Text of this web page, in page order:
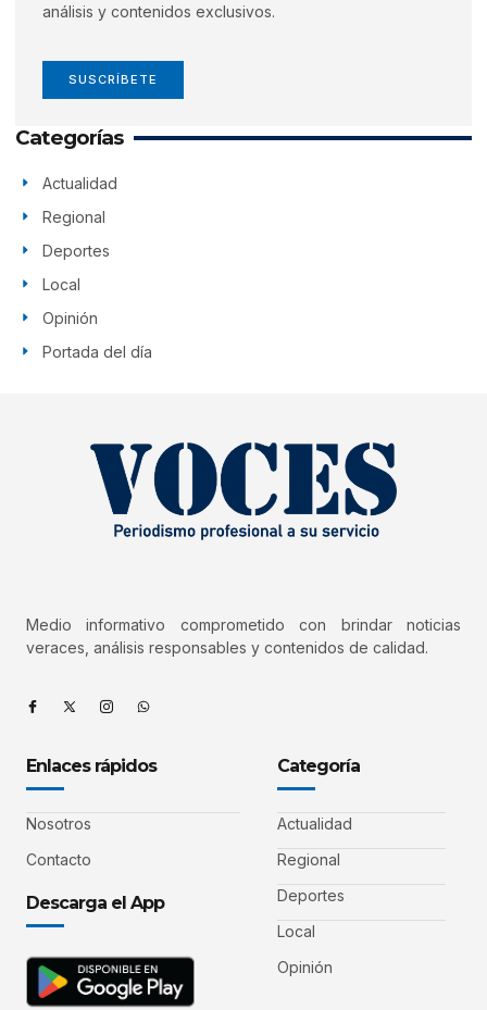
análisis y contenidos exclusivos.
SUSCRÍBETE
Categorías
Actualidad
Regional
Deportes
Local
Opinión
Portada del día
Medio informativo comprometido con brindar noticias
veraces, análisis responsables y contenidos de calidad.
Enlaces rápidos
Nosotros
Contacto
Descarga el App
Categoría
Actualidad
Regional
Deportes
Local
Opinión